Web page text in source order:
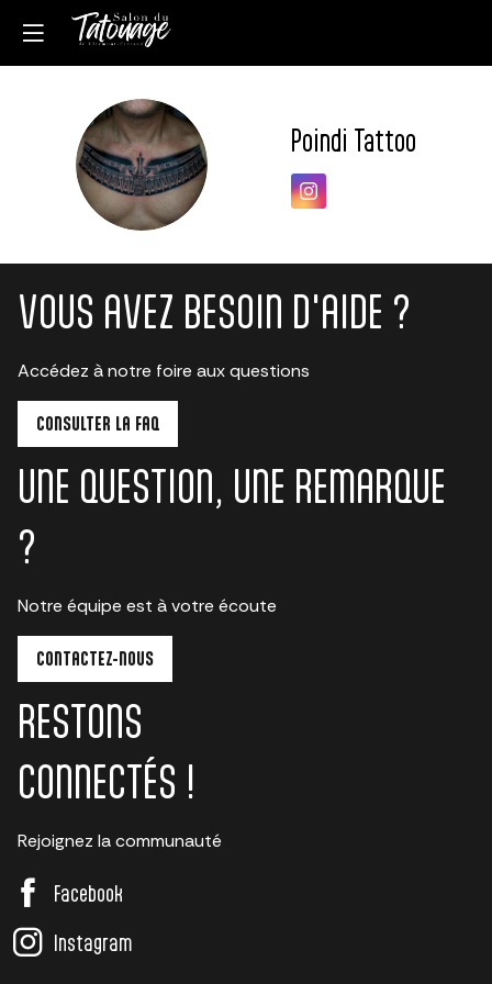
PT Poindi Tattoo
VOUS AVEZ BESOIN D'AIDE ?
Accédez à notre foire aux questions
CONSULTER LA FAQ
UNE QUESTION, UNE REMARQUE
?
Notre équipe est à votre écoute
CONTACTEZ-NOUS
RESTONS
CONNECTÉS !
Rejoignez la communauté
Facebook
Instagram